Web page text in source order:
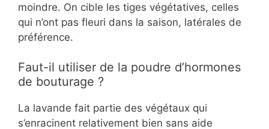
moindre. On cible les tiges végétatives, celles
qui n’ont pas fleuri dans la saison, latérales de
préférence.
Faut-il utiliser de la poudre d’hormones
de bouturage ?
La lavande fait partie des végétaux qui
s’enracinent relativement bien sans aide